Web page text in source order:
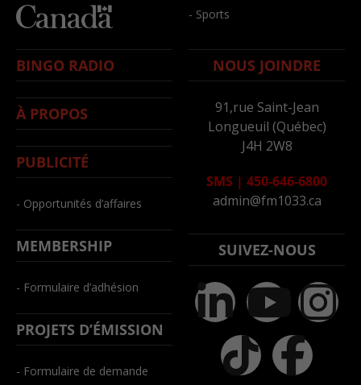
- Sports
BINGO RADIO
À PROPOS
PUBLICITÉ
- Opportunités d’affaires
MEMBERSHIP
- Formulaire d’adhésion
PROJETS D’ÉMISSION
- Formulaire de demande
NOUS JOINDRE
91,rue Saint-Jean
Longueuil (Québec)
J4H 2W8
SMS | 450-646-6800
admin@fm1033.ca
SUIVEZ-NOUS